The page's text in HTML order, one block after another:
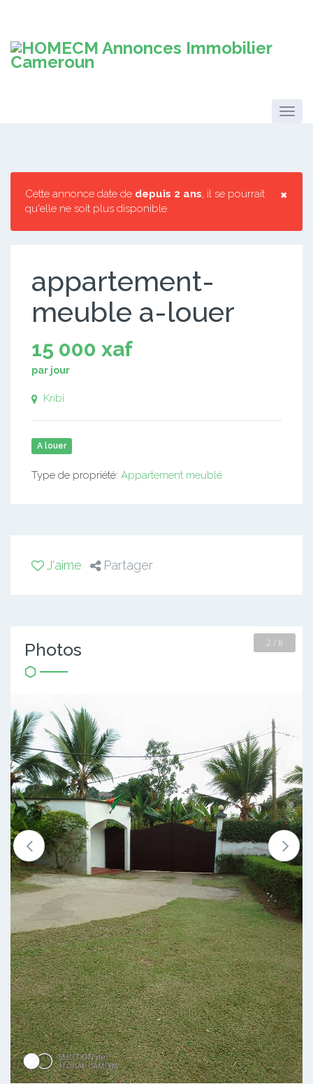
×
Cette annonce date de depuis 2 ans, il se pourrait
qu'elle ne soit plus disponible.
appartement-
meuble a-louer
15 000 xaf
par jour
Kribi
A louer
Type de propriété: Appartement meublé
J'aime Partager
Photos 2 / 8